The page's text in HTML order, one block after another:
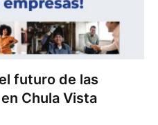
futuro de las
Chula Vista